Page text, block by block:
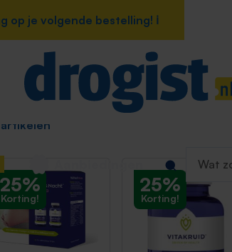
op je volgende bestelling! ℹ️
op je volgende bestelling! ℹ️
artikelen
25%
Korting!
25%
Korting!